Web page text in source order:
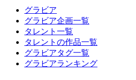
グラビア
グラビア企画一覧
タレント一覧
タレントの作品一覧
グラビアタグ一覧
グラビアランキング